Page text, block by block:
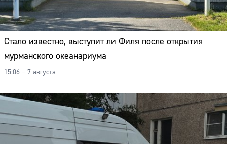
Стало известно, выступит ли Филя после открытия
мурманского океанариума
15:06 – 7 августа